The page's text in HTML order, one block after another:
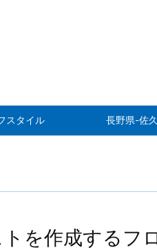
スタイル 長野県-佐
を作成するフ